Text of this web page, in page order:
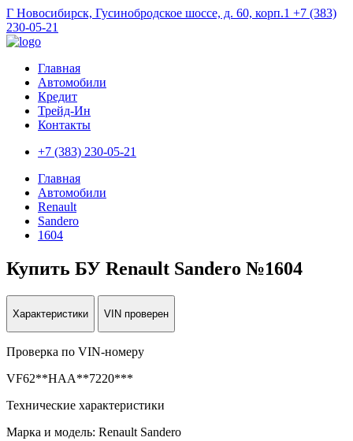
Г Новосибирск, Гусинобродское шоссе, д. 60, корп.1 +7 (383)
230-05-21
Главная
Автомобили
Кредит
Трейд-Ин
Контакты
+7 (383) 230-05-21
Главная
Автомобили
Renault
Sandero
1604
Купить БУ Renault Sandero №1604
Характеристики VIN проверен
Проверка по VIN-номеру
VF62**HAA**7220***
Технические характеристики
Марка и модель: Renault Sandero